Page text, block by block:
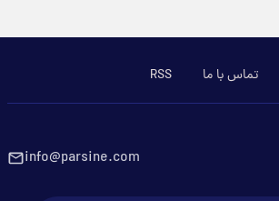
تماس با ما RSS
info@parsine.com